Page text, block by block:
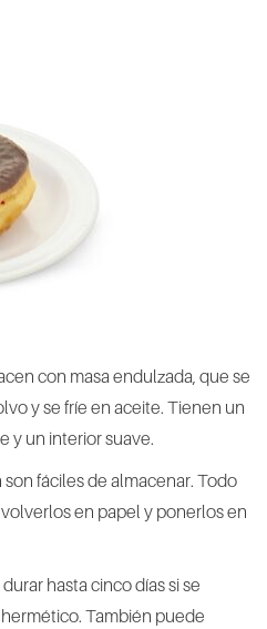
con masa endulzada, que se
y se fríe en aceite. Tienen un
y un interior suave.
fáciles de almacenar. Todo
en papel y ponerlos en
hasta cinco días si se
También puede